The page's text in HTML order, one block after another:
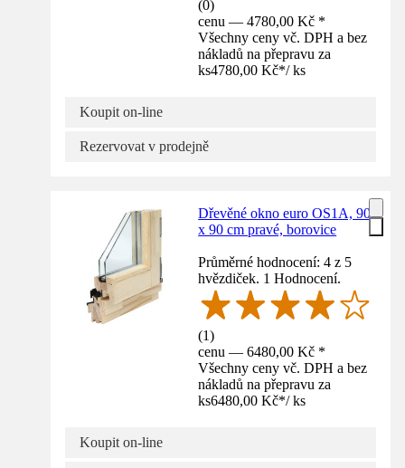
(0)
cenu — 4780,00 Kč *
Všechny ceny vč. DPH a bez
nákladů na přepravu za
ks4780,00 Kč*/ ks
Koupit on-line
Rezervovat v prodejně
Dřevěné okno euro OS1A, 90
x 90 cm pravé, borovice
Průměrné hodnocení: 4 z 5
hvězdiček. 1 Hodnocení.
(1)
cenu — 6480,00 Kč *
Všechny ceny vč. DPH a bez
nákladů na přepravu za
ks6480,00 Kč*/ ks
Koupit on-line